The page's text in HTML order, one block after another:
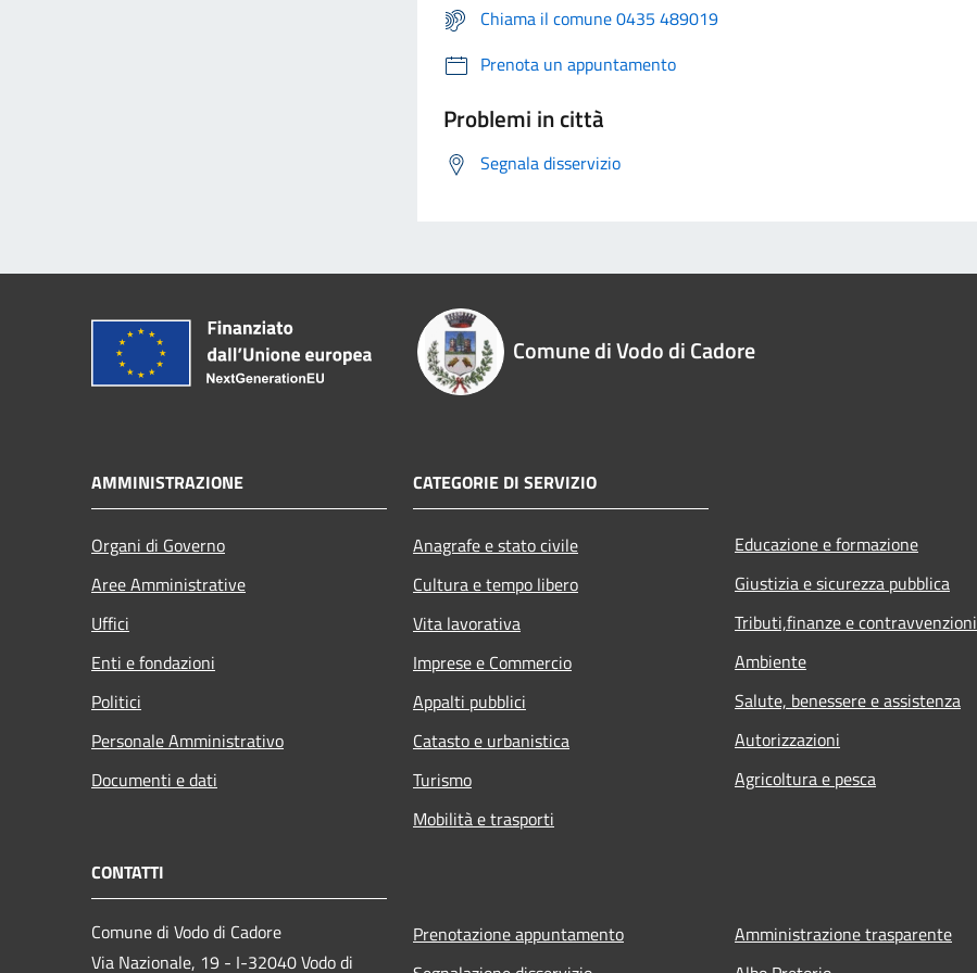
Chiama il comune 0435 489019
Prenota un appuntamento
Problemi in città
Segnala disservizio
Comune di Vodo di Cadore
AMMINISTRAZIONE
Organi di Governo
Aree Amministrative
Uffici
Enti e fondazioni
Politici
Personale Amministrativo
Documenti e dati
CATEGORIE DI SERVIZIO
Anagrafe e stato civile
Cultura e tempo libero
Vita lavorativa
Imprese e Commercio
Appalti pubblici
Catasto e urbanistica
Turismo
Mobilità e trasporti
Educazione e formazione
Giustizia e sicurezza pubblica
Tributi,finanze e contravvenzioni
Ambiente
Salute, benessere e assistenza
Autorizzazioni
Agricoltura e pesca
CONTATTI
Comune di Vodo di Cadore
Via Nazionale, 19 - I-32040 Vodo di
Prenotazione appuntamento
Amministrazione trasparente